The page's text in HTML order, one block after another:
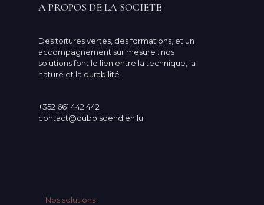
A PROPOS DE LA SOCIETE
Des toitures vertes, des formations, et un
accompagnement sur mesure : nos
solutions font le lien entre la technique, la
nature et la durabilité.
+352 661 442 442
contact@duboisdendien.lu
Nos solutions